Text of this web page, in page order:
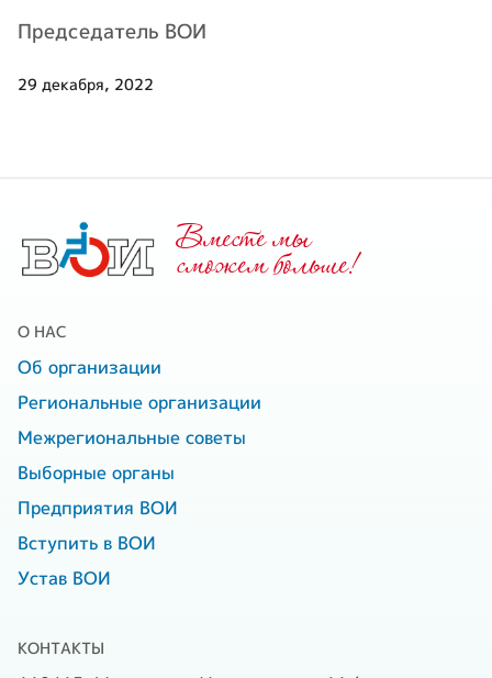
Председатель ВОИ
29 декабря, 2022
Вместе мы
cможем больше!
О НАС
Об организации
Региональные организации
Межрегиональные советы
Выборные органы
Предприятия ВОИ
Вступить в ВОИ
Устав ВОИ
КОНТАКТЫ